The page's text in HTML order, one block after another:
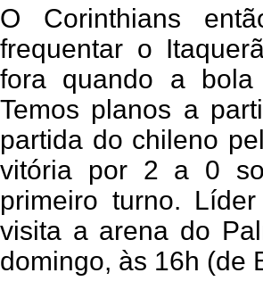
O Corinthians
frequentar o
fora quando a
Temos planos a
partida do chileno
vitória por 2 a 0
primeiro turno.
visita a arena do
domingo, às 16h (de